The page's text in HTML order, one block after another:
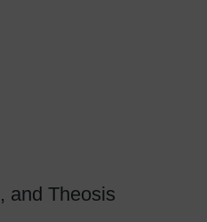
and Theosis